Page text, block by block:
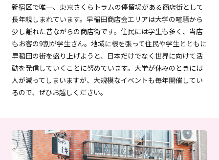
新宿区で唯一、東京さくらトラムの停留場がある商店街として
長年親しまれています。早稲田商店会エリアは大学の喧騒から
少し離れた昔ながらの商店街です。住民には学生も多く、当店
もお客の9割が学生さん。地域に根を張って住民や学生とともに
早稲田の街を盛り上げようと、日本だけでなく世界に向けて活
動を発信していくことに努めています。大学が休みのときには
人が減ってしまいますが、大規模なイベントも毎年開催してい
るので、ぜひお越しください。